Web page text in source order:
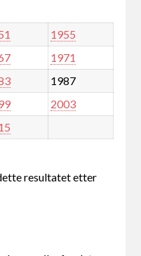
1955
1971
1987
2003
resultatet etter